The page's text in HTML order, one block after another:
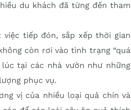
du khách đã từng đến tham
tiếp đón, sắp xếp thời gian
còn rơi vào tình trạng “quá
tại các nhà vườn như những
phục vụ.
vị của nhiều loại quả chín và